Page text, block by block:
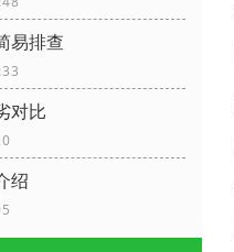
易排查
对比
绍